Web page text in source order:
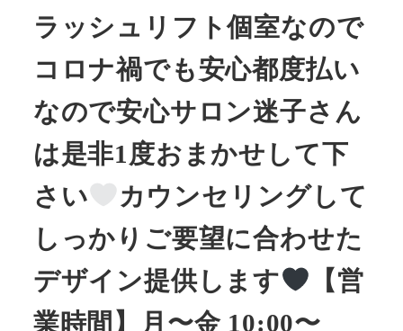
ラッシュリフト︎︎︎︎︎個室なので
コロナ禍でも安心︎︎︎︎︎都度払い
なので安心サロン迷子さん
は是非1度おまかせして下
さい
カウンセリングして
しっかりご要望に合わせた
デザイン提供します
【営
業時間】月〜金 10:00〜